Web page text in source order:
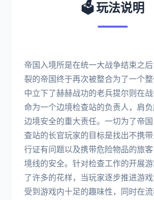
🗳️ 玩法说明
帝国入境所是在统一大战争结束之
裂的帝国终于再次被整合为了一个
中立下了赫赫战功的老兵提尔则在
命为一个边境检查站的负责人，肩
边境安全的重大责任。一切为了帝
查站的长官玩家的目标是找出不携
行证有问题以及携带危险物品的旅
境线的安全。针对检查工作的开展
了许多的花样，当玩家逐步推进游
受到游戏内十足的趣味性，同时在